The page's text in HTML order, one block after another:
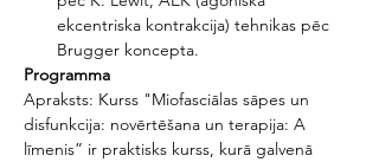
ekcentriska kontrakcija) tehnikas pēc
Brugger koncepta.
Programma
Apraksts: Kurss "Miofasciālas sāpes un
disfunkcija: novērtēšana un terapija: A
līmenis” ir praktisks kurss, kurā galvenā